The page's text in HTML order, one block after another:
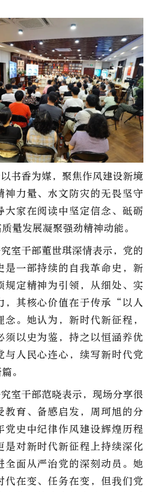
书香为媒，聚焦作风建设新境
神力量、水文防灾的无畏坚守
大家在阅读中坚定信念、砥砺
量发展凝聚强劲精神动能。
室干部董世琪深情表示，党的
是一部持续的自我革命史，新
规定精神为引领，从细处、实
，其核心价值在于传承“以人
。她认为，新时代新征程，
须以史为鉴，持之以恒涵养优
与人民心连心，续写新时代党
。
室干部范晓表示，现场分享很
教育、备感启发，周珂旭的分
党史中纪律作风建设辉煌历程
是对新时代新征程上持续深化
全面从严治党的深刻动员。她
代在变、任务在变，但我们党